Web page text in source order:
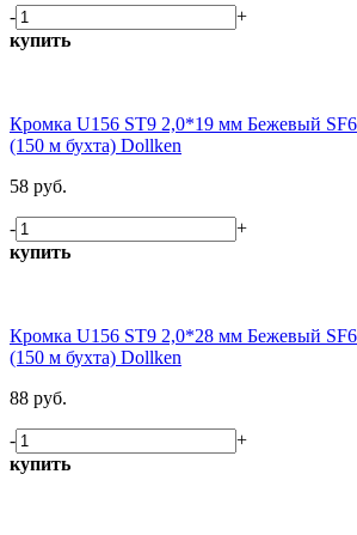
-
+
купить
Кромка U156 ST9 2,0*19 мм Бежевый
(150 м бухта) Dollken
58 руб.
-
+
купить
Кромка U156 ST9 2,0*28 мм Бежевый
(150 м бухта) Dollken
88 руб.
-
+
купить